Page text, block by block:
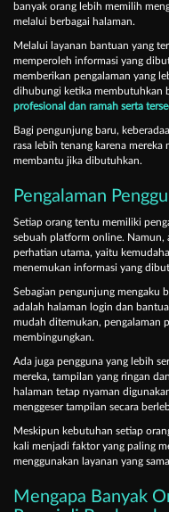
banyak orang lebih memilih
melalui berbagai halaman.
Melalui layanan bantuan yang
memperoleh informasi yang
memberikan pengalaman yang
dihubungi ketika membutuhkan
profesional dan ramah serta
Bagi pengunjung baru,
rasa lebih tenang karena
membantu jika dibutuhkan.
Pengalaman
Setiap orang tentu memiliki
sebuah platform online. Namun,
perhatian utama, yaitu
menemukan informasi yang
Sebagian pengunjung mengaku
adalah halaman login dan
mudah ditemukan, pengalaman
membingungkan.
Ada juga pengguna yang lebih
mereka, tampilan yang ringan
halaman tetap nyaman
menggeser tampilan secara
Meskipun kebutuhan setiap
kali menjadi faktor yang paling
menggunakan layanan yang
Mengapa Banyak